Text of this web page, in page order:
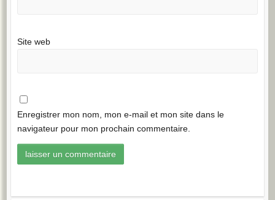
Site web
Enregistrer mon nom, mon e-mail et mon site dans le
navigateur pour mon prochain commentaire.